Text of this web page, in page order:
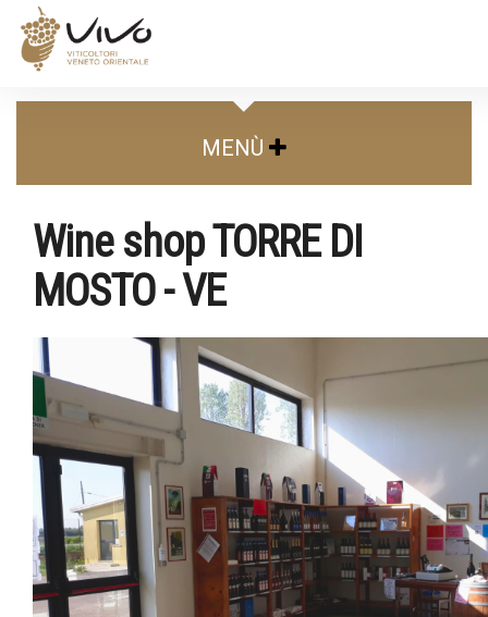
MENÙ
Wine shop TORRE DI
MOSTO - VE